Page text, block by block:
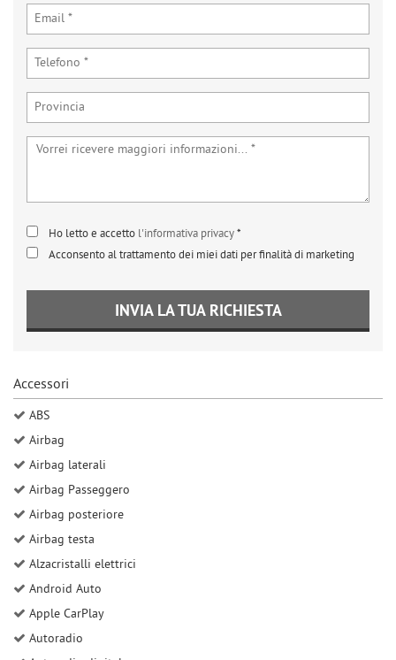
Ho letto e accetto l'informativa privacy*
Acconsento al trattamento dei miei dati per finalità di marketing
INVIA LA TUA RICHIESTA
Accessori
ABS
Airbag
Airbag laterali
Airbag Passeggero
Airbag posteriore
Airbag testa
Alzacristalli elettrici
Android Auto
Apple CarPlay
Autoradio